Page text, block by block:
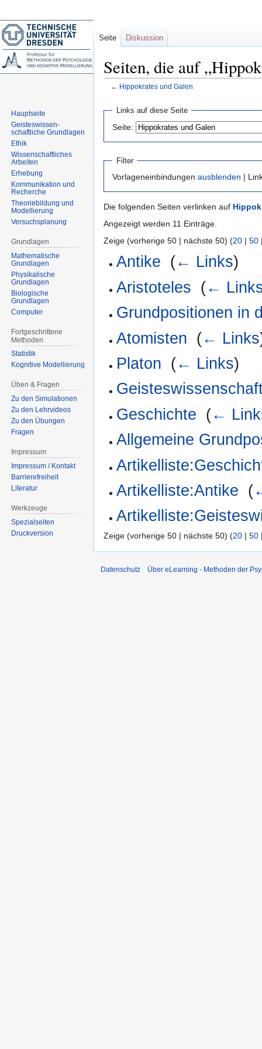
Seiten, die auf
← Hippokrates und Galen
Navigation
springen
springen
Links auf diese Seite
Seite:
Filter
Vorlageneinbindungen ausblenden |
Die folgenden Seiten verlinken auf
Angezeigt werden 11 Einträge.
Zeige (vorherige 50 | nächste 50) (20 | 50
Antike (← Links)
Aristoteles (←
Grundpositionen in
Atomisten (← Links
Platon (← Links)
Geschichte (←
Allgemeine
Artikelliste:Antike (
Zeige (vorherige 50 | nächste 50) (20 | 50
Seite Diskussion
Hauptseite
Geisteswissen-
schaftliche Grundlagen
Ethik
Wissenschaftliches
Arbeiten
Erhebung
Kommunikation und
Recherche
Theoriebildung und
Modellierung
Versuchsplanung
Grundlagen
Mathematische
Grundlagen
Physikalische
Grundlagen
Biologische
Grundlagen
Computer
Fortgeschrittene
Methoden
Statistik
Kognitive Modellierung
Üben & Fragen
Zu den Simulationen
Zu den Lehrvideos
Zu den Übungen
Fragen
Impressum
Impressum / Kontakt
Barrierefreiheit
Literatur
Werkzeuge
Spezialseiten
Druckversion
Datenschutz Über eLearning - Methoden der